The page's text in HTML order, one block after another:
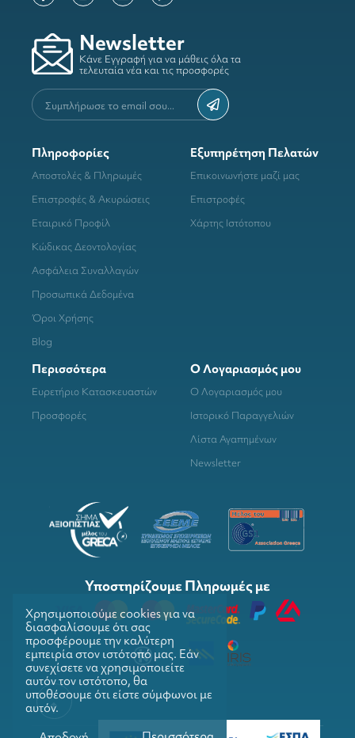
Newsletter
Κάνε Εγγραφή για να μάθεις όλα τα
τελευταία νέα και τις προσφορές
Πληροφορίες
Αποστολές & Πληρωμές
Επιστροφές & Ακυρώσεις
Εταιρικό Προφίλ
Κώδικας Δεοντολογίας
Ασφάλεια Συναλλαγών
Προσωπικά Δεδομένα
Όροι Χρήσης
Blog
Εξυπηρέτηση Πελατών
Επικοινωνήστε μαζί μας
Επιστροφές
Χάρτης Ιστότοπου
Περισσότερα
Ευρετήριο Κατασκευαστών
Προσφορές
Ο Λογαριασμός μου
Ο Λογαριασμός μου
Ιστορικό Παραγγελιών
Λίστα Αγαπημένων
Newsletter
Υποστηρίζουμε Πληρωμές με
Χρησιμοποιούμε cookies για να
διασφαλίσουμε ότι σας
προσφέρουμε την καλύτερη
εμπειρία στον ιστότοπό μας. Εάν
συνεχίσετε να χρησιμοποιείτε
αυτόν τον ιστότοπο, θα
υποθέσουμε ότι είστε σύμφωνοι με
αυτόν.